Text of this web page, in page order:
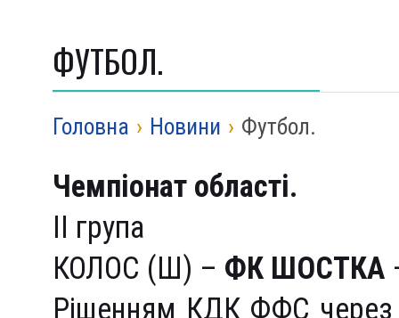
ФУТБОЛ.
Головна › Новини › Футбол.
Чемпіонат області.
ІІ група
КОЛОС (Ш) – ФК ШОСТКА
Рішенням КДК ФФС через